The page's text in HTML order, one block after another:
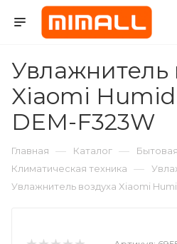
Увлажнитель
Xiaomi
DEM-F323W
Главная — Каталог —
Климатическая техника —
Увлажнитель воздуха Xiaomi